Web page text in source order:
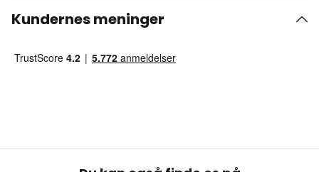
Kundernes meninger